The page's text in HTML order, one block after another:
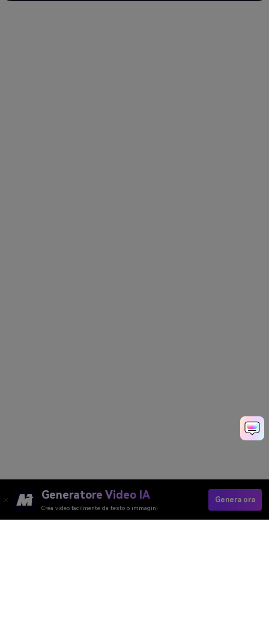
Generatore Video IA
Crea video facilmente da testo o immagini
Genera ora